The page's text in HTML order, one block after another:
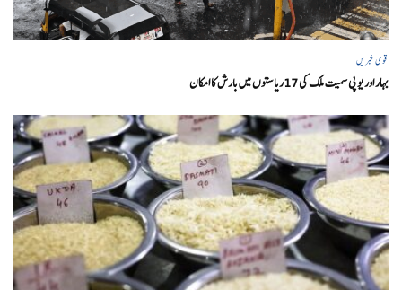
قومی خبریں
بہار اور یو پی سمیت ملک کی 17ریاستوں میں بارش کا امکان